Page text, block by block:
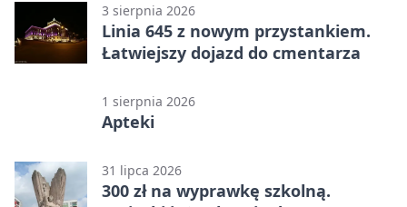
3 sierpnia 2026
Linia 645 z nowym przystankiem.
Łatwiejszy dojazd do cmentarza
1 sierpnia 2026
Apteki
31 lipca 2026
300 zł na wyprawkę szkolną.